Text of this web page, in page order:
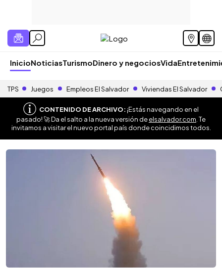
InicioNoticiasTurismoDinero y negociosVida
TPS Juegos Empleos El Salvador Viviendas El Salvador
CONTENIDO DE ARCHIVO:¡Estás navegando en el
pasado! 🚀 Da el salto a la nueva versión deelsalvador.com . Te
invitamos a visitar el nuevo portal país donde coincidimos todos.